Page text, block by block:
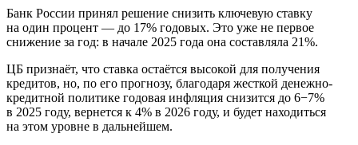
Банк России принял решение снизить ключевую ставку
на один процент — до 17% годовых. Это уже не первое
снижение за год: в начале 2025 года она составляла 21%.
ЦБ признаёт, что ставка остаётся высокой для получения
кредитов, но, по его прогнозу, благодаря жесткой денежно-
кредитной политике годовая инфляция снизится до 6−7%
в 2025 году, вернется к 4% в 2026 году, и будет находиться
на этом уровне в дальнейшем.